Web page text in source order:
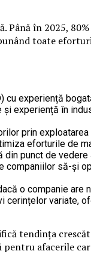
Până în 2025,
toate
cu experiență
experiență în
prin
eforturile de
punct de
companiilor să-și
o companie are
cerințelor variate,
tendința
afacerile